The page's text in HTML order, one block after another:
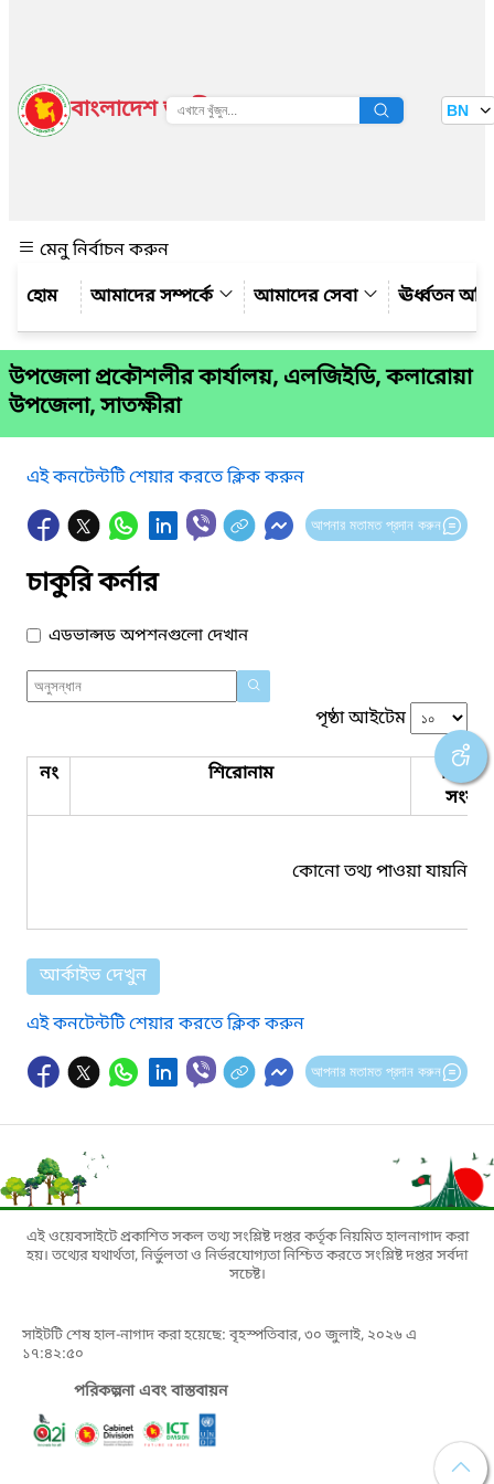
বাংলাদেশ জাতীয় তথ্য বাতায়ন BN
মেনু নির্বাচন করুন
আমাদের সম্পর্কে
আমাদের সেবা ঊর্ধ্বতন
উপজেলা প্রকৌশলীর কার্যালয়, এলজিইডি, কলারোয়া
উপজেলা, সাতক্ষীরা
এই কনটেন্টটি শেয়ার করতে ক্লিক করুন
আপনার মতামত প্রদান করুন
চাকুরি কর্নার
এডভান্সড অপশনগুলো দেখান
পৃষ্ঠা আইটেম
নং শিরোনাম
কোনো তথ্য পাওয়া যায়নি।
আর্কাইভ দেখুন
এই কনটেন্টটি শেয়ার করতে ক্লিক করুন
আপনার মতামত প্রদান করুন
এই ওয়েবসাইটে প্রকাশিত সকল তথ্য সংশ্লিষ্ট দপ্তর কর্তৃক নিয়মিত হালনাগাদ করা
হয়। তথ্যের যথার্থতা, নির্ভুলতা ও নির্ভরযোগ্যতা নিশ্চিত করতে সংশ্লিষ্ট দপ্তর সর্বদা
সচেষ্ট।
সাইটটি শেষ হাল-নাগাদ করা হয়েছে: বৃহস্পতিবার, ৩০ জুলাই, ২০২৬ এ
১৭:৪২:৫০
পরিকল্পনা এবং বাস্তবায়ন